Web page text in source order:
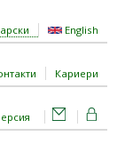
English
Кариери